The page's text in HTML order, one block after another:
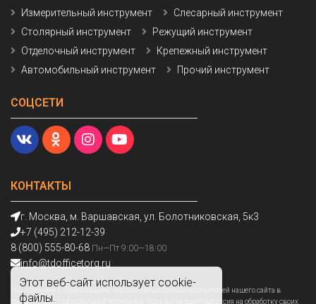
Этот веб-сайт использует cookie-
файлы.
КОНТАКТЫ
г. Москва, м. Варшавская, ул. Болотниковская, 5к3
+7 (495) 212-12-39
8 (800) 555-80-68 Пн—Пт 9:00—18:00
info@tdofficetorg.ru
Мы получаем и обрабатываем персональные данные посетителей нашего сайта в
соответствии с
. Если вы не даете согласия на обработку своих
Измерительный инструмент
Слесарный инструмент
Столярный инструмент
Режущий инструмент
Отделочный инструмент
Крепежный инструмент
Автомобильный инструмент
Прочий инструмент
СОЦСЕТИ